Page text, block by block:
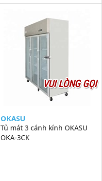
VUI LÒNG GỌI
OKASU
Tủ mát 3 cánh kính OKASU
OKA-3CK